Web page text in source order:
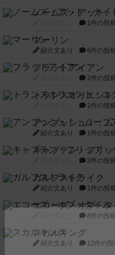
ノームズ・アット・
1件の投
マーリン
紹介文あり 6件の投
フラットアイアン
2件の投
トランスオリエン
1件の投
アンブッシュ！：ム
紹介文あり 1件の投
キャプテン・フリ
2件の投
ガルフストライク
紹介文あり 1件の投
エコーズ・オブ・タ
8件の投
スカルキング
紹介文あり 12件の投